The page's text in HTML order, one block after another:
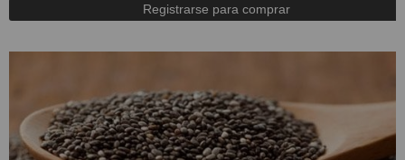
Registrarse para comprar